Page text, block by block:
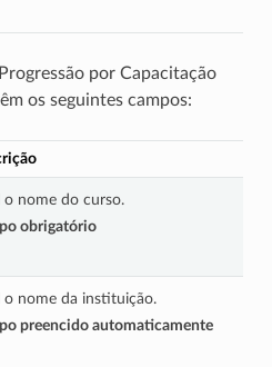
por Capacitação
os seguintes campos:
o nome do curso.
obrigatório
o nome da instituição.
preencido automaticamente